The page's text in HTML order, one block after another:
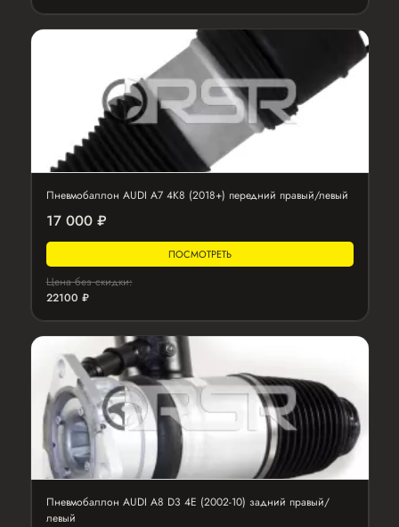
Пневмобаллон AUDI A7 4K8 (2018+) передний правый/левый
17 000 ₽
ПОСМОТРЕТЬ
Цена без скидки:
22100 ₽
Пневмобаллон AUDI A8 D3 4E (2002-10) задний правый/
левый